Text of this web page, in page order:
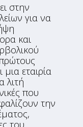
στην
για να
και
εταιρία
λιτή
που
την
του